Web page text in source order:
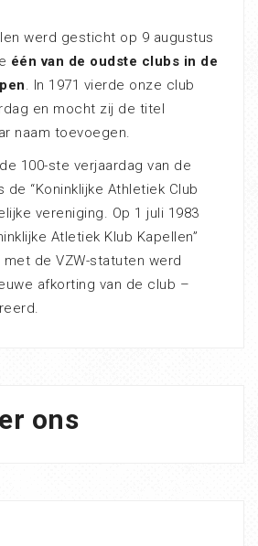
werd gesticht op 9 augustus
één van de oudste clubs in de
. In 1971 vierde onze club
en mocht zij de titel
naam toevoegen.
100-ste verjaardag van de
de “Koninklijke Athletiek Club
vereniging. Op 1 juli 1983
Atletiek Klub Kapellen”
de VZW-statuten werd
afkorting van de club –
ons